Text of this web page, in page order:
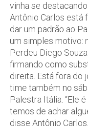
vinha se
Antônio Carlos está
dar um padrão ao
um simples motivo:
Perdeu Diego
firmando como
direita. Está fora do
time também no
Palestra Itália. “Ele
temos de achar
disse Antônio Carlos.